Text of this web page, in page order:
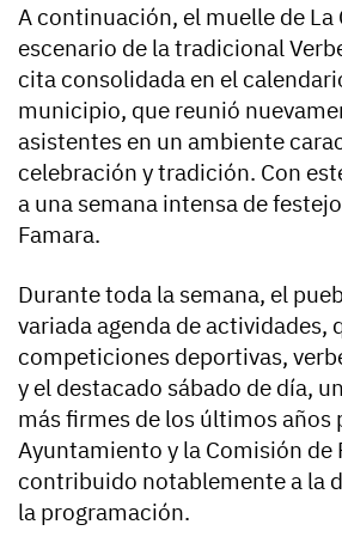
A continuación, el muelle de La
escenario de la tradicional
cita consolidada en el
municipio, que reunió
asistentes en un ambiente
celebración y tradición. Con
a una semana intensa de
Famara.
Durante toda la semana, el
variada agenda de actividades,
competiciones deportivas,
y el destacado sábado de día,
más firmes de los últimos años
Ayuntamiento y la Comisión de
contribuido notablemente a la
la programación.